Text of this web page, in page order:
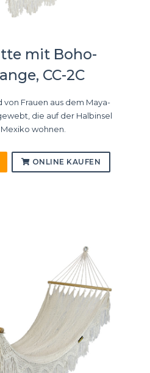
mit Boho-
CC-2C
Frauen aus dem Maya-
die auf der Halbinsel
wohnen.
ONLINE KAUFEN